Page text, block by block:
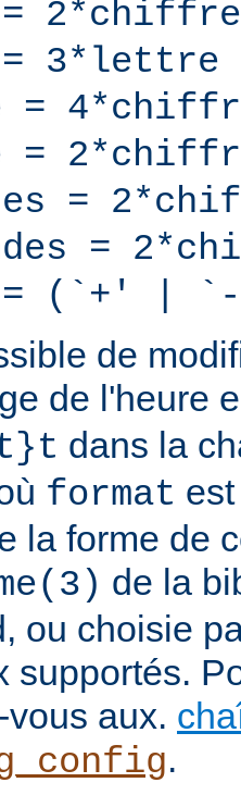
2*chiffre
= 3*lettre
=
=
=
=
= (`+' |
de
de l'heure
dans la
format
la forme de
de la
ou choisie
supportés.
aux.
.